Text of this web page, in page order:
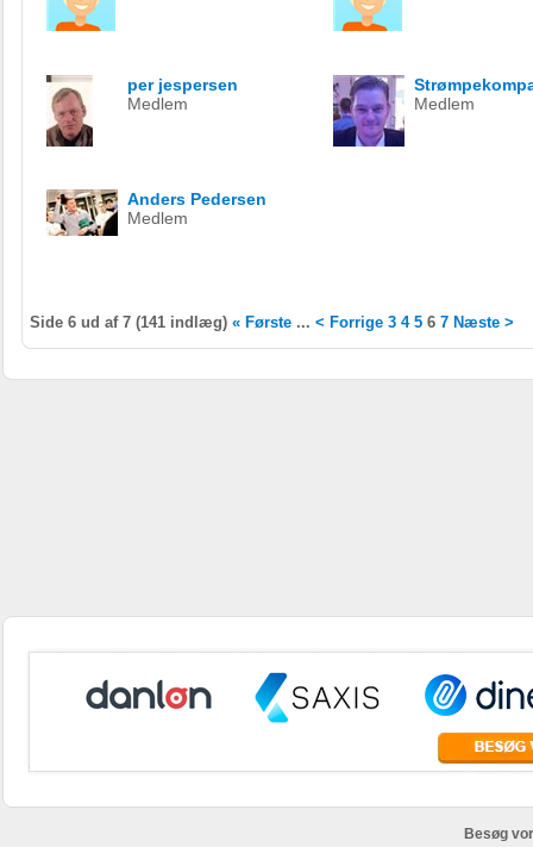
per jespersen
Medlem
Medlem
Anders Pedersen
Medlem
Side 6 ud af 7 (141 indlæg) « Første ... < Forrige 3 4 5 6 7 Næste >
Besøg